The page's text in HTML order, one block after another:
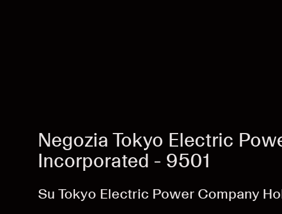
Negozia Tokyo Electric
Incorporated - 9501
Su Tokyo Electric Power Company